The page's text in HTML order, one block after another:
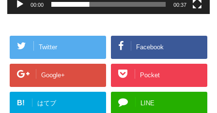
00:00 00:37
Twitter Facebook
Google+ Pocket
B! はてブ LINE